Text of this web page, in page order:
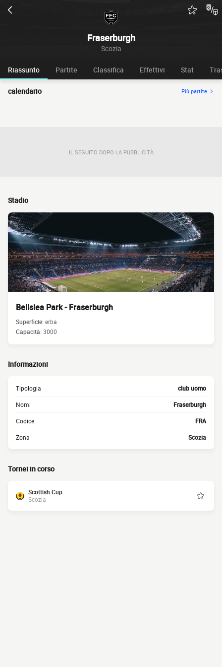
Fraserburgh
Scozia
Riassunto Partite Classifica Effettivi Stat
calendario Più partite
IL SEGUITO DOPO LA PUBBLICITÀ
Stadio
Bellslea Park - Fraserburgh
Superficie:erba
Capacità:3000
Informazioni
Tipologia club uomo
Nomi Fraserburgh
Codice FRA
Zona Scozia
Tornei in corso
Scottish Cup
Scozia